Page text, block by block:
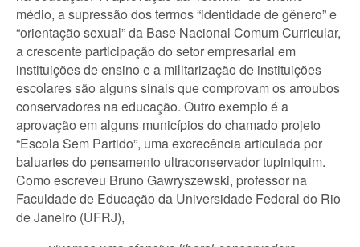
médio, a supressão dos termos “identidade de gênero” e
“orientação sexual” da Base Nacional Comum Curricular,
a crescente participação do setor empresarial em
instituições de ensino e a militarização de instituições
escolares são alguns sinais que comprovam os arroubos
conservadores na educação. Outro exemplo é a
aprovação em alguns municípios do chamado projeto
“Escola Sem Partido”, uma excrecência articulada por
baluartes do pensamento ultraconservador tupiniquim.
Como escreveu Bruno Gawryszewski, professor na
Faculdade de Educação da Universidade Federal do Rio
de Janeiro (UFRJ),